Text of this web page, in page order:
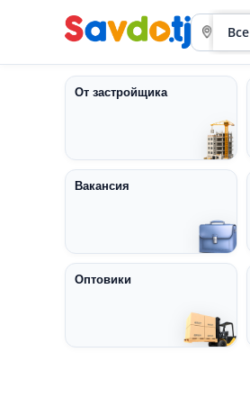
приборов
Профиль
От застройщика
Вакансия
Оптовики